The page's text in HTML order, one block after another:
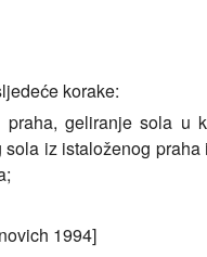
korake:
geliranje sola u
iz istaloženog
1994]